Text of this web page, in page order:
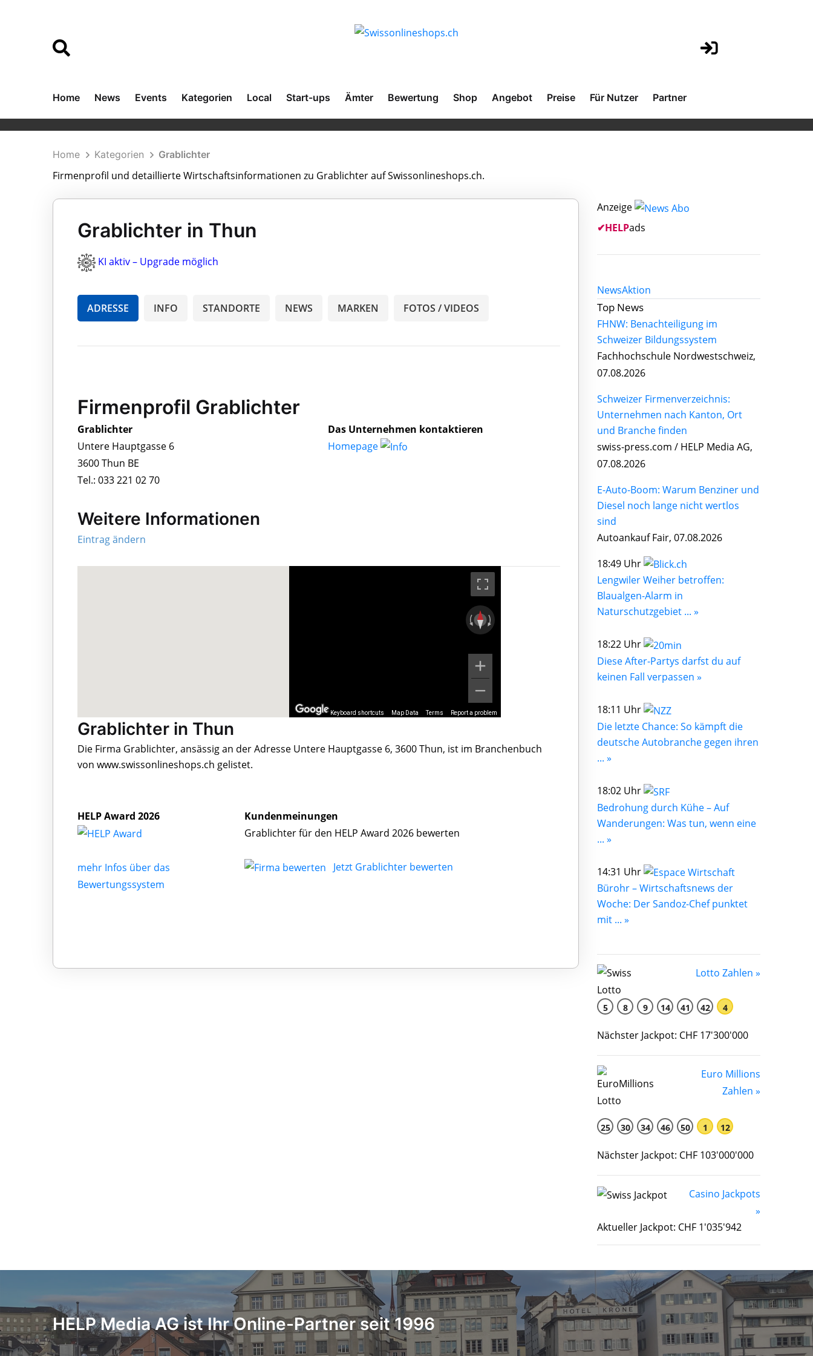
Home News Events Kategorien Local Start-ups Ämter Bewertung Shop Angebot Preise Für Nutzer Partner
Home Kategorien Grablichter
Firmenprofil und detaillierte Wirtschaftsinformationen zu Grablichter auf Swissonlineshops.ch.
Grablichter in Thun
KI aktiv – Upgrade möglich
ADRESSE INFO STANDORTE NEWS MARKEN FOTOS / VIDEOS
Firmenprofil Grablichter
Grablichter
Untere Hauptgasse 6
3600 Thun BE
Tel.: 033 221 02 70
Das Unternehmen kontaktieren
Homepage
Weitere Informationen
Eintrag ändern
Keyboard shortcuts Map Data Terms Report a problem
Grablichter in Thun
Die Firma Grablichter, ansässig an der Adresse Untere Hauptgasse 6, 3600 Thun, ist im Branchenbuch
von www.swissonlineshops.ch gelistet.
HELP Award 2026
mehr Infos über das
Bewertungssystem
Kundenmeinungen
Grablichter für den HELP Award 2026 bewerten
Jetzt Grablichter bewerten
Anzeige
✔HELPads
NewsAktion
Top News
FHNW: Benachteiligung im
Schweizer Bildungssystem
Fachhochschule Nordwestschweiz,
07.08.2026
Schweizer Firmenverzeichnis:
Unternehmen nach Kanton, Ort
und Branche finden
swiss-press.com / HELP Media AG,
07.08.2026
E-Auto-Boom: Warum Benziner und
Diesel noch lange nicht wertlos
sind
Autoankauf Fair, 07.08.2026
18:49 Uhr
Lengwiler Weiher betroffen:
Blaualgen-Alarm in
Naturschutzgebiet ... »
18:22 Uhr
Diese After-Partys darfst du auf
keinen Fall verpassen »
18:11 Uhr
Die letzte Chance: So kämpft die
deutsche Autobranche gegen ihren
... »
18:02 Uhr
Bedrohung durch Kühe – Auf
Wanderungen: Was tun, wenn eine
... »
14:31 Uhr
Bürohr – Wirtschaftsnews der
Woche: Der Sandoz-Chef punktet
mit ... »
Lotto Zahlen »
5 8 9 14 41 42 4
Nächster Jackpot: CHF 17'300'000
Euro Millions
Zahlen »
25 30 34 46 50 1 12
Nächster Jackpot: CHF 103'000'000
Casino Jackpots
»
Aktueller Jackpot: CHF 1'035'942
HELP Media AG ist Ihr Online-Partner seit 1996